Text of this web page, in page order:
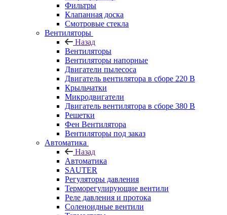
Фильтры
Клапанная доска
Смотровые стекла
Вентиляторы
Назад
Вентиляторы
Вентиляторы напорные
Двигатели пылесоса
Двигатель вентилятора в сборе 220 В
Крыльчатки
Микродвигатели
Двигатель вентилятора в сборе 380 В
Решетки
Фен Вентилятора
Вентиляторы под заказ
Автоматика
Назад
Автоматика
SAUTER
Регуляторы давления
Терморегулирующие вентили
Реле давления и протока
Соленоидные вентили